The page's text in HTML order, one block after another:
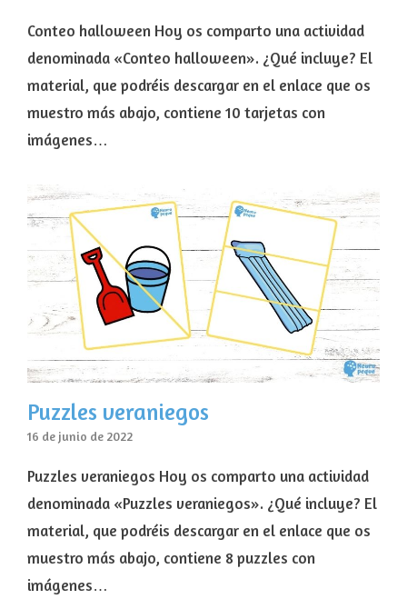
Conteo halloween Hoy os comparto una actividad
denominada «Conteo halloween». ¿Qué incluye? El
material, que podréis descargar en el enlace que os
muestro más abajo, contiene 10 tarjetas con
imágenes…
Puzzles veraniegos
16 de junio de 2022
Puzzles veraniegos Hoy os comparto una actividad
denominada «Puzzles veraniegos». ¿Qué incluye? El
material, que podréis descargar en el enlace que os
muestro más abajo, contiene 8 puzzles con
imágenes…